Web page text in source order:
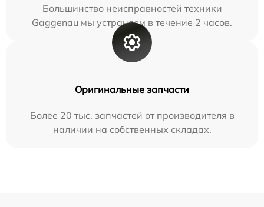
Большинство неисправностей техники
Gaggenau мы устраняем в течение 2 часов.
Оригинальные запчасти
Более 20 тыс. запчастей от производителя в
наличии на собственных складах.